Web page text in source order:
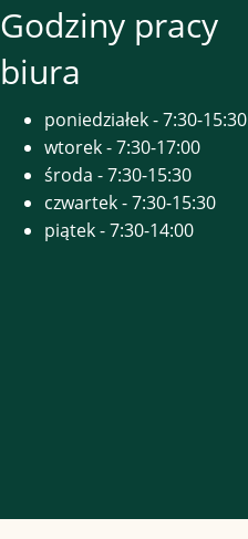
Godziny pracy
biura
poniedziałek - 7:30-15:30
wtorek - 7:30-17:00
środa - 7:30-15:30
czwartek - 7:30-15:30
piątek - 7:30-14:00